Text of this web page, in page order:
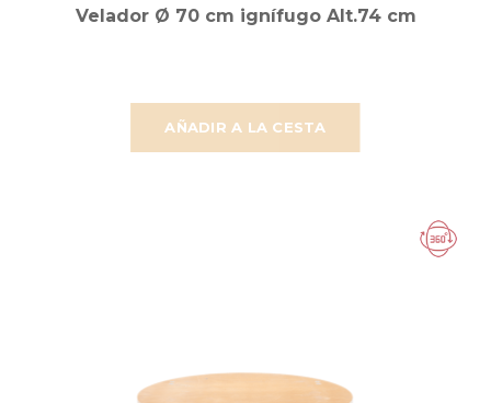
AÑADIR A LA CESTA
Velador Ø 70 cm ignífugo Alt.74 cm